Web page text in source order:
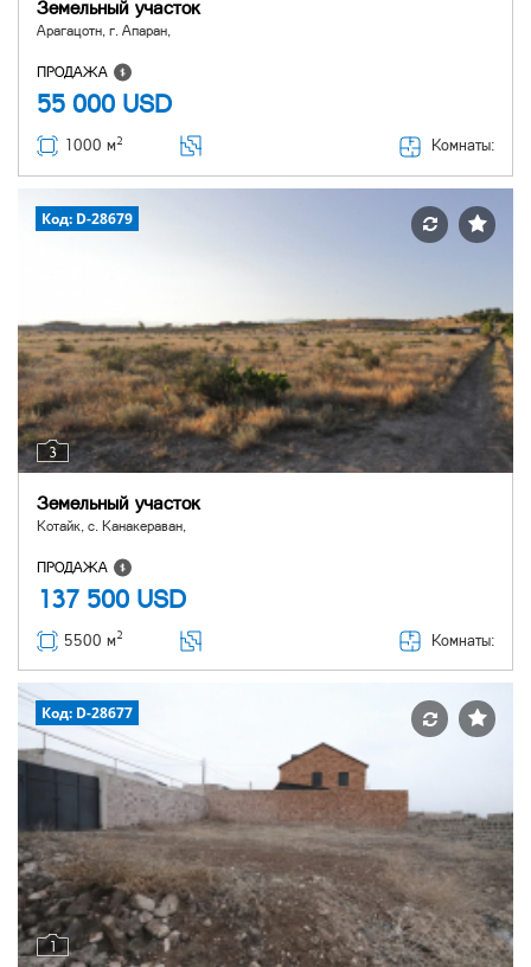
Земельный участок
Арагацотн, г. Апаран,
ПРОДАЖА
55 000 USD
1000 м2 Комнаты:
3
Код: D-28679
Земельный участок
Котайк, с. Канакераван,
ПРОДАЖА
137 500 USD
5500 м2 Комнаты:
1
Код: D-28677